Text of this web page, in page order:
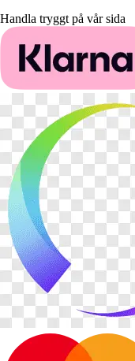
Handla tryggt på vår sida